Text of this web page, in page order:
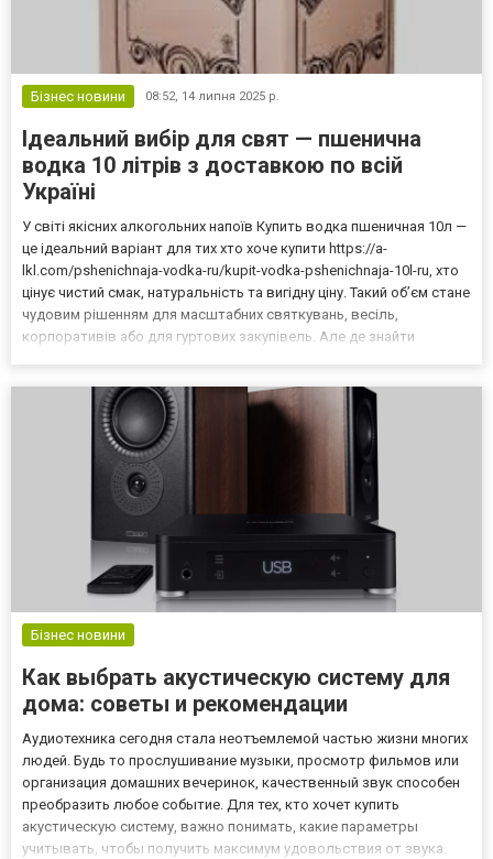
Бізнес новини 08:52, 14 липня 2025 р.
Ідеальний вибір для свят — пшенична
водка 10 літрів з доставкою по всій
Україні
У світі якісних алкогольних напоїв Купить водка пшеничная 10л —
це ідеальний варіант для тих хто хоче купити https://a-
lkl.com/pshenichnaja-vodka-ru/kupit-vodka-pshenichnaja-10l-ru, хто
цінує чистий смак, натуральність та вигідну ціну. Такий об’єм стане
чудовим рішенням для масштабних святкувань, весіль,
корпоративів або для гуртових закупівель. Але де знайти
Бізнес новини
Как выбрать акустическую систему для
дома: советы и рекомендации
Аудиотехника сегодня стала неотъемлемой частью жизни многих
людей. Будь то прослушивание музыки, просмотр фильмов или
организация домашних вечеринок, качественный звук способен
преобразить любое событие. Для тех, кто хочет купить
акустическую систему, важно понимать, какие параметры
учитывать, чтобы получить максимум удовольствия от звука.